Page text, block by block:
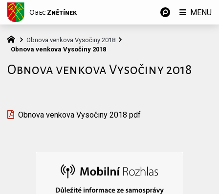
Obnova venkova Vysočiny 2018
Obnova venkova Vysočiny 2018
Obnova venkova Vysočiny 2018
Obnova venkova Vysočiny 2018 pdf
Obec Znětínek MENU